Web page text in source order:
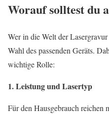
Worauf solltest du
Wer in die Welt der
Wahl des passenden Geräts.
wichtige Rolle:
1. Leistung und Lasertyp
Für den Hausgebrauch reichen